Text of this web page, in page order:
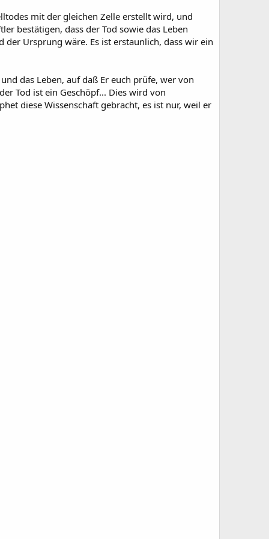
mit der gleichen Zelle erstellt wird, und
bestätigen, dass der Tod sowie das Leben
der Ursprung wäre. Es ist erstaunlich, dass wir ein
das Leben, auf daß Er euch prüfe, wer von
Tod ist ein Geschöpf... Dies wird von
diese Wissenschaft gebracht, es ist nur, weil er